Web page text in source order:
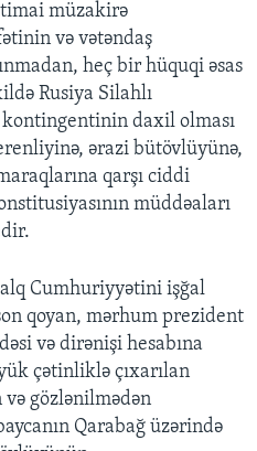
müzakirə
və vətəndaş
heç bir hüquqi əsas
Rusiya Silahlı
daxil olması
ərazi bütövlüyünə,
qarşı ciddi
müddəaları
Cumhuriyyətini işğal
qoyan, mərhum prezident
və dirənişi hesabına
çətinliklə çıxarılan
gözlənilmədən
Qarabağ üzərində